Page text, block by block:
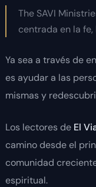
The SAVI
centrada en la
Ya sea a través de
es ayudar a las
mismas y
Los lectores de El
camino desde el
comunidad
espiritual.